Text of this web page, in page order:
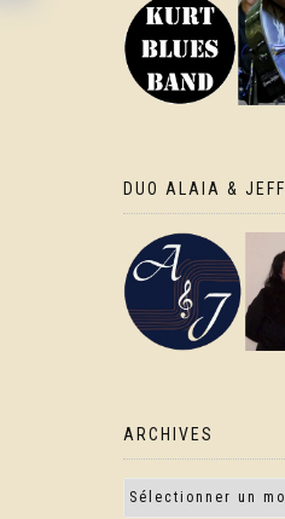
DUO ALAIA & JEFF
ARCHIVES